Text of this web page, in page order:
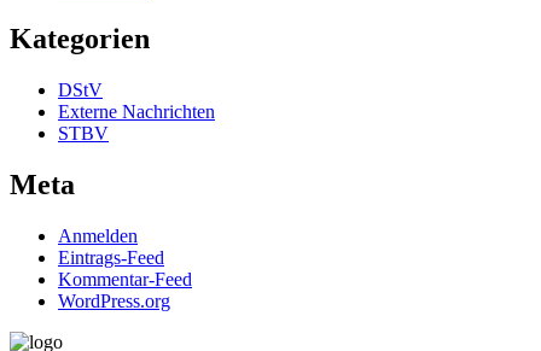
Kategorien
DStV
Externe Nachrichten
STBV
Meta
Anmelden
Eintrags-Feed
Kommentar-Feed
WordPress.org